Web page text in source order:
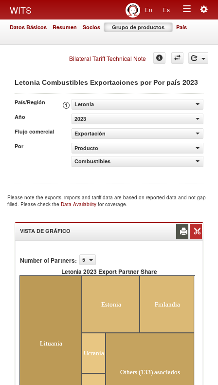
WITS En Es
Toggle
Datos Básicos Resumen Socios Grupo de productos País
Bilateral Tariff Technical Note
Letonia Combustibles Exportaciones por Por país 2023
País/Región
Letonia
Año
2023
Flujo comercial
Exportación
Por
Producto
Combustibles
Please note the exports, imports and tariff data are based on reported data and not gap
filled. Please check the Data Availability for coverage.
VISTA DE GRÁFICO
Number of Partners: 5
Letonia 2023 Export Partner Share
Lituania
Estonia Finlandia
Ucrania
Others (133) asociados